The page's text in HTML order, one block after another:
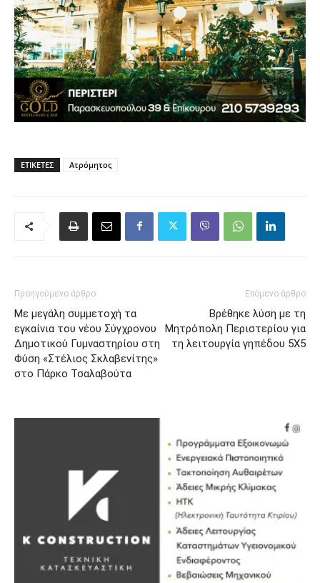
ΕΤΙΚΈΤΕΣ Ατρόμητος
Προηγούμενο άρθρο
Με μεγάλη συμμετοχή τα
εγκαίνια του νέου Σύγχρονου
Δημοτικού Γυμναστηρίου στη
Φύση «Στέλιος Σκλαβενίτης»
στο Πάρκο Τσαλαβούτα
Επόμενο άρθρο
Βρέθηκε λύση με τη
Μητρόπολη Περιστερίου για
τη λειτουργία γηπέδου 5Χ5